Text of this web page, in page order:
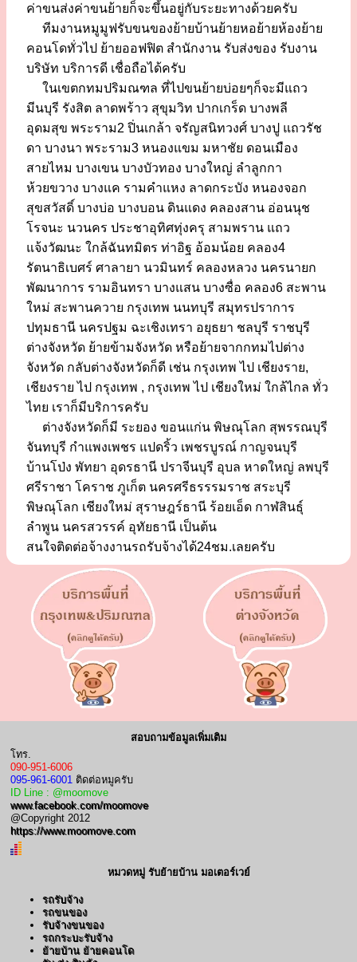
ค่าขนส่งค่าขนย้ายก็จะขึ้นอยู่กับระยะทางด้วยครับ
ทีมงานหมูมูฟรับขนของย้ายบ้านย้ายหอย้ายห้องย้าย
คอนโดทั่วไป ย้ายออฟฟิต สำนักงาน รับส่งของ รับงาน
บริษัท บริการดี เชื่อถือได้ครับ
ในเขตกทมปริมณฑล ที่ไปขนย้ายบ่อยๆก็จะมีแถว
มีนบุรี รังสิต ลาดพร้าว สุขุมวิท ปากเกร็ด บางพลี
อุดมสุข พระราม2 ปิ่นเกล้า จรัญสนิทวงศ์ บางปู แถวรัช
ดา บางนา พระราม3 หนองแขม มหาชัย ดอนเมือง
สายไหม บางเขน บางบัวทอง บางใหญ่ ลำลูกกา
ห้วยขวาง บางแค รามคำแหง ลาดกระบัง หนองจอก
สุขสวัสดิ์ บางบ่อ บางบอน ดินแดง คลองสาน อ่อนนุช
โรจนะ นวนคร ประชาอุทิศทุ่งครุ สามพราน แถว
แจ้งวัฒนะ ใกล้ฉันทมิตร ท่าอิฐ อ้อมน้อย คลอง4
รัตนาธิเบศร์ ศาลายา นวมินทร์ คลองหลวง นครนายก
พัฒนาการ รามอินทรา บางแสน บางซื่อ คลอง6 สะพาน
ใหม่ สะพานควาย กรุงเทพ นนทบุรี สมุทรปราการ
ปทุมธานี นครปฐม ฉะเชิงเทรา อยุธยา ชลบุรี ราชบุรี
ต่างจังหวัด ย้ายข้ามจังหวัด หรือย้ายจากกทมไปต่าง
จังหวัด กลับต่างจังหวัดก็ดี เช่น กรุงเทพ ไป เชียงราย,
เชียงราย ไป กรุงเทพ , กรุงเทพ ไป เชียงใหม่ ใกล้ไกล ทั่ว
ไทย เราก็มีบริการครับ
ต่างจังหวัดก็มี ระยอง ขอนแก่น พิษณุโลก สุพรรณบุรี
จันทบุรี กำแพงเพชร แปดริ้ว เพชรบูรณ์ กาญจนบุรี
บ้านโป่ง พัทยา อุดรธานี ปราจีนบุรี อุบล หาดใหญ่ ลพบุรี
ศรีราชา โคราช ภูเก็ต นครศรีธรรรมราช สระบุรี
พิษณุโลก เชียงใหม่ สุราษฎร์ธานี ร้อยเอ็ด กาฬสินธุ์
ลำพูน นครสวรรค์ อุทัยธานี เป็นต้น
สนใจติดต่อจ้างงานรถรับจ้างได้24ชม.เลยครับ
สอบถามข้อมูลเพิ่มเติม
โทร.
090-951-6006
095-961-6001 ติดต่อหมูครับ
ID Line : @moomove
www.facebook.com/moomove
@Copyright 2012
https://www.moomove.com
หมวดหมู่ รับย้ายบ้าน มอเตอร์เวย์
รถรับจ้าง
รถขนของ
รับจ้างขนของ
รถกระบะรับจ้าง
ย้ายบ้าน ย้ายคอนโด